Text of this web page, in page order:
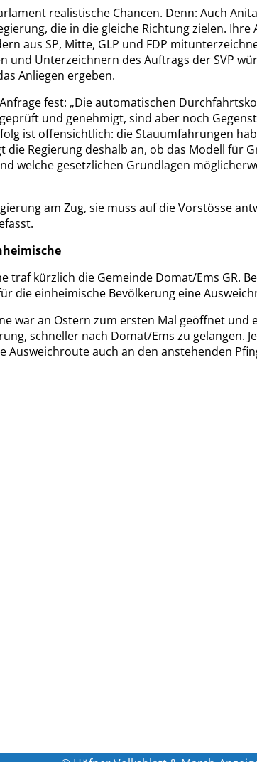
realistische Chancen. Denn: Auch
die in die gleiche Richtung zielen. Ihre
aus SP, Mitte, GLP und FDP
und Unterzeichnern des Auftrags der SVP
Anliegen ergeben.
fest: „Die automatischen
und genehmigt, sind aber noch
ist offensichtlich: die Stauumfahrungen
die Regierung deshalb an, ob das Modell für
welche gesetzlichen Grundlagen
am Zug, sie muss auf die Vorstösse
traf kürzlich die Gemeinde Domat/Ems GR.
die einheimische Bevölkerung eine
war an Ostern zum ersten Mal geöffnet und
schneller nach Domat/Ems zu gelangen.
Ausweichroute auch an den anstehenden